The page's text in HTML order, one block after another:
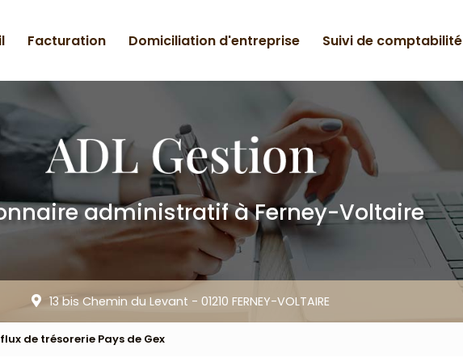
Facturation Domiciliation d'entreprise Suivi de comptabilité
administratifà Ferney-Voltaire
13 bis Chemin du Levant -01210 FERNEY-VOLTAIRE
de trésorerie Pays de Gex